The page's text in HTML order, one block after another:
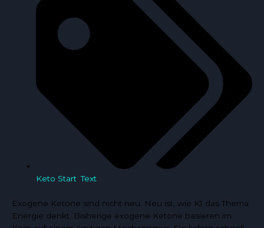
Keto Start ,Text
Exogene Ketone sind nicht neu. Neu ist, wie K1 das Thema
Energie denkt. Bisherige exogene Ketone basieren im